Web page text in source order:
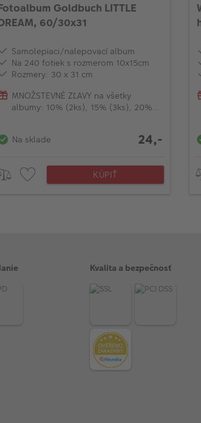
Goldbuch LITTLE
60/30x31
Samolepiaci/nalepovací album
Na 240 fotiek s rozmerom 10x15cm
Rozmery: 30 x 31 cm
MNOŽSTEVNÉ ZĽAVY na všetky
albumy: 10% (2ks), 15% (3ks), 20%
Na sklade
24,-
KÚPIŤ
Kvalita a bezpečnosť